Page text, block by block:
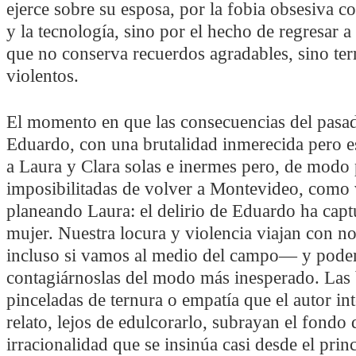
ejerce sobre su esposa, por la fobia obsesiva
y la tecnología, sino por el hecho de regresar a
que no conserva recuerdos agradables, sino
violentos.
El momento en que las consecuencias del
Eduardo, con una brutalidad inmerecida pero
a Laura y Clara solas e inermes pero, de
imposibilitadas de volver a Montevideo, como
planeando Laura: el delirio de Eduardo ha
mujer. Nuestra locura y violencia viajan con
incluso si vamos al medio del campo— y
contagiárnoslas del modo más inesperado. Las
pinceladas de ternura o empatía que el autor
relato, lejos de edulcorarlo, subrayan el fondo
irracionalidad que se insinúa casi desde el